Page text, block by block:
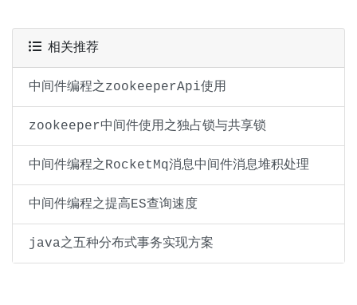
相关推荐
中间件编程之zookeeperApi使用
zookeeper中间件使用之独占锁与共享锁
中间件编程之RocketMq消息中间件消息堆积处理
中间件编程之提高ES查询速度
java之五种分布式事务实现方案